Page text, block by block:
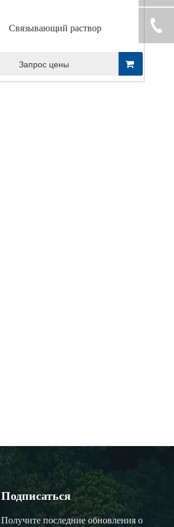
Связывающий раствор
Запрос цены
Подписаться
Получите последние обновления о